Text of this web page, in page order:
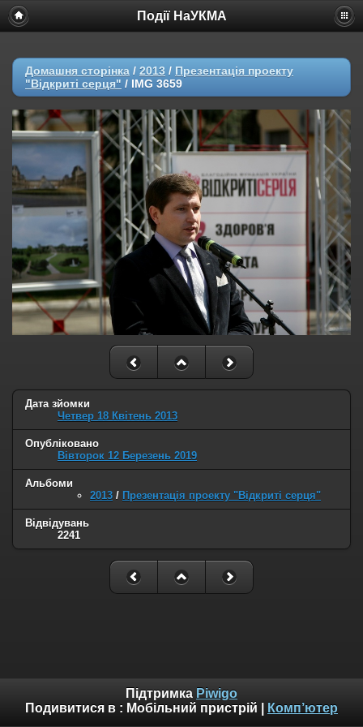
Події НаУКМА
Домашня сторінка / 2013 / Презентація проекту
"Відкриті серця" / IMG 3659
Дата зйомки
Четвер 18 Квітень 2013
Опубліковано
Вівторок 12 Березень 2019
Альбоми
2013 / Презентація проекту "Відкриті серця"
Відвідувань
2241
Підтримка Piwigo
Подивитися в : Мобільний пристрій Комп’ютер